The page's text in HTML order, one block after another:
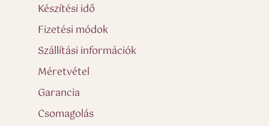
Készítési idő
Fizetési módok
Szállítási információk
Méretvétel
Garancia
Csomagolás